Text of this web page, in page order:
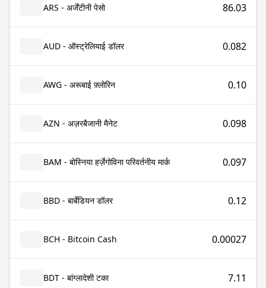
ARS - अर्जेंटीनी पेसो 86.03
AUD - ऑस्ट्रेलियाई डॉलर 0.082
AWG - अरूबाई फ़्लोरिन 0.10
AZN - अज़रबैजानी मैनेट 0.098
BAM - बोस्निया हर्ज़ेगोविना परिवर्तनीय मार्क 0.097
BBD - बार्बेडियन डॉलर 0.12
BCH - Bitcoin Cash 0.00027
BDT - बांग्लादेशी टका 7.11